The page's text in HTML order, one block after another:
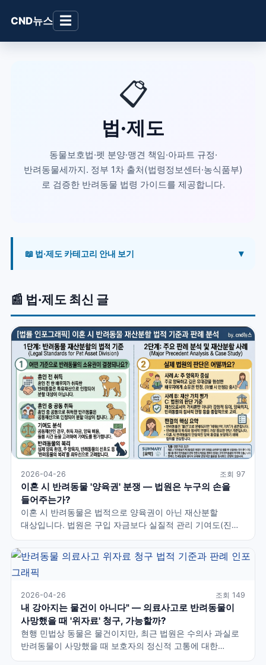
CND뉴스 ☰
📋
법·제도
동물보호법·펫 분양·맹견 책임·아파트 규정·
반려동물세까지. 정부 1차 출처(법령정보센터·농식품부)
로 검증한 반려동물 법령 가이드를 제공합니다.
📖 법·제도 카테고리 안내 보기
📰 법·제도 최신 글
2026-04-26 조회 97
이혼 시 반려동물 '양육권' 분쟁 — 법원은 누구의 손을
들어주는가?
이혼 시 반려동물은 법적으로 양육권이 아닌 재산분할
대상입니다. 법원은 구입 자금보다 실질적 관리 기여도(진료·
시작했습니다. 동물등록 명의· 진료기록·카드 내역이 분쟁의
승패를 가릅니다. 국내 판례 4건과 민법 개정 전망을 완벽
팩트체크합니다.
2026-04-26 조회 149
내 강아지는 물건이 아니다" — 의료사고로 반려동물이
사망했을 때 '위자료' 청구, 가능할까?
현행 민법상 동물은 물건이지만, 최근 법원은 수의사 과실로
반려동물이 사망했을 때 보호자의 정신적 고통에 대한